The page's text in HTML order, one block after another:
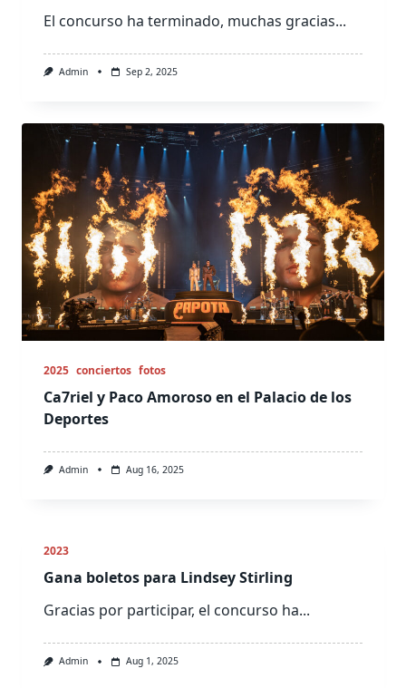
El concurso ha terminado, muchas gracias...
Admin Sep 2, 2025
2025 conciertos fotos
Ca7riel y Paco Amoroso en el Palacio de los
Deportes
Admin Aug 16, 2025
2023
Gana boletos para Lindsey Stirling
Gracias por participar, el concurso ha...
Admin Aug 1, 2025